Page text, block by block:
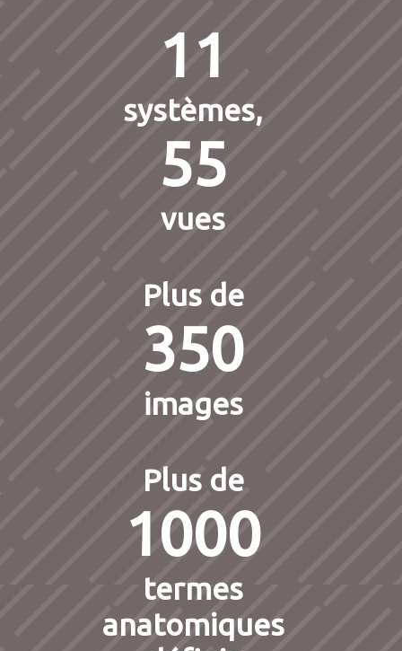
11
systèmes,
55
vues
Plus de
350
images
Plus de
1000
termes
anatomiques